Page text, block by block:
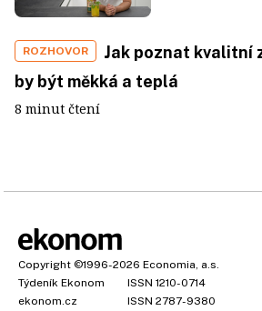
ROZHOVOR
Jak poznat kvalitní
by být měkká a teplá
8 minut čtení
Copyright ©1996-2026 Economia, a.s.
Týdeník Ekonom
ISSN 1210-0714
ekonom.cz
ISSN 2787-9380